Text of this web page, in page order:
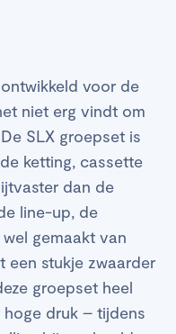
voor de
niet erg vindt om
SLX groepset is
ketting, cassette
dan de
line-up, de
gemaakt van
een stukje zwaarder
groepset heel
druk – tijdens